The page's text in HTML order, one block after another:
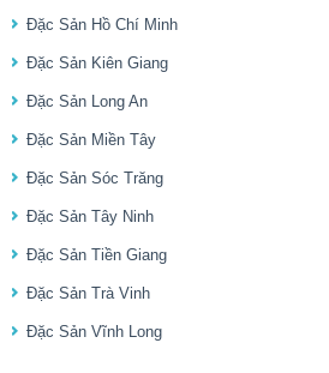
Đặc Sản Hồ Chí Minh
Đặc Sản Kiên Giang
Đặc Sản Long An
Đặc Sản Miền Tây
Đặc Sản Sóc Trăng
Đặc Sản Tây Ninh
Đặc Sản Tiền Giang
Đặc Sản Trà Vinh
Đặc Sản Vĩnh Long